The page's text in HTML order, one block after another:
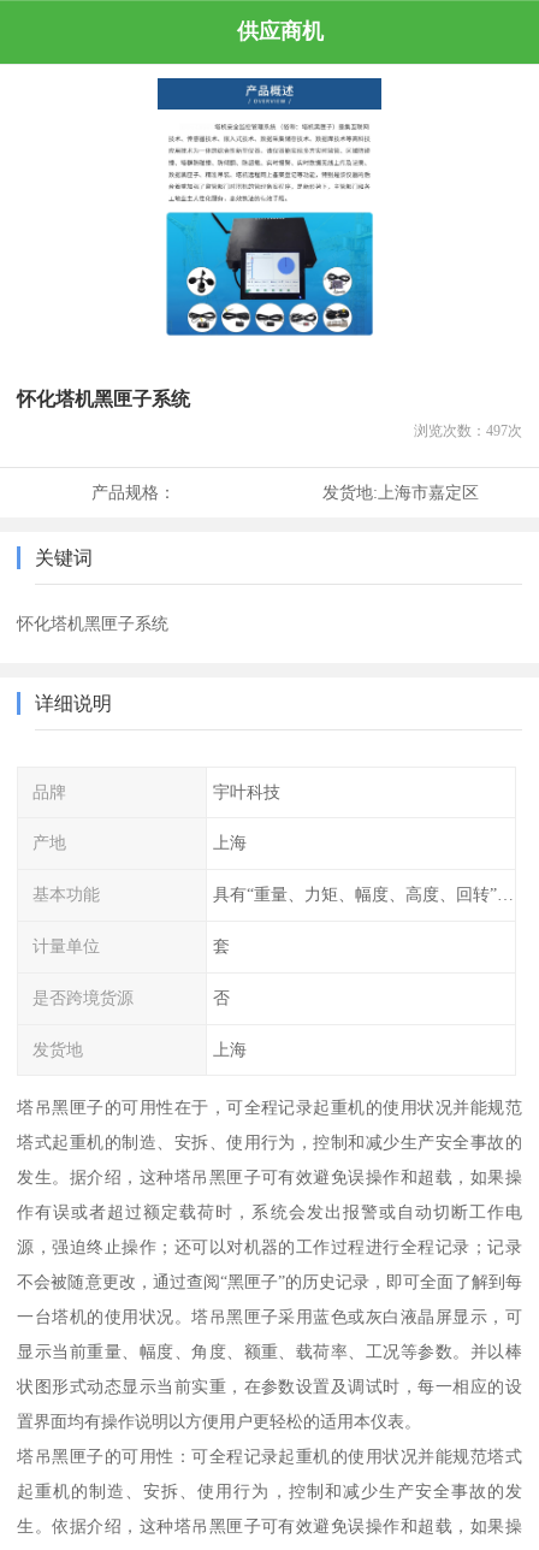
供应商机
怀化塔机黑匣子系统
浏览次数： 497次
产品规格： 发货地:上海市嘉定区
关键词
怀化塔机黑匣子系统
详细说明
品牌 宇叶科技
产地 上海
基本功能 具有“重量、力矩、幅度、高度、回转”等参数的显示、记录、报警功
计量单位 套
是否跨境货源 否
发货地 上海
塔吊黑匣子的可用性在于，可全程记录起重机的使用状况并能规范
塔式起重机的制造、安拆、使用行为，控制和减少生产安全事故的
发生。据介绍，这种塔吊黑匣子可有效避免误操作和超载，如果操
作有误或者超过额定载荷时，系统会发出报警或自动切断工作电
源，强迫终止操作；还可以对机器的工作过程进行全程记录；记录
不会被随意更改，通过查阅“黑匣子”的历史记录，即可全面了解到每
一台塔机的使用状况。塔吊黑匣子采用蓝色或灰白液晶屏显示，可
显示当前重量、幅度、角度、额重、载荷率、工况等参数。并以棒
状图形式动态显示当前实重，在参数设置及调试时，每一相应的设
置界面均有操作说明以方便用户更轻松的适用本仪表。
塔吊黑匣子的可用性：可全程记录起重机的使用状况并能规范塔式
起重机的制造、安拆、使用行为，控制和减少生产安全事故的发
生。依据介绍，这种塔吊黑匣子可有效避免误操作和超载，如果操